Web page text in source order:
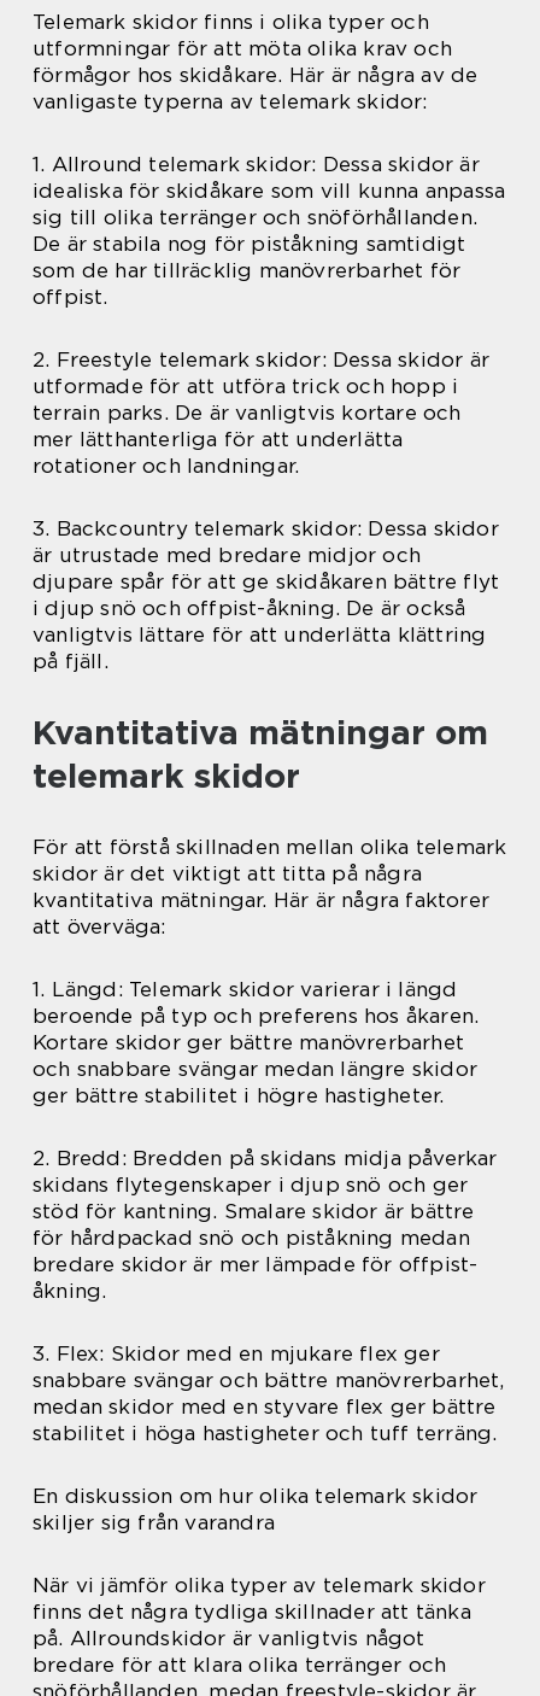
Telemark skidor finns i olika typer och
utformningar för att möta olika krav och
förmågor hos skidåkare. Här är några av de
vanligaste typerna av telemark skidor:
1. Allround telemark skidor: Dessa skidor är
idealiska för skidåkare som vill kunna anpassa
sig till olika terränger och snöförhållanden.
De är stabila nog för piståkning samtidigt
som de har tillräcklig manövrerbarhet för
offpist.
2. Freestyle telemark skidor: Dessa skidor är
utformade för att utföra trick och hopp i
terrain parks. De är vanligtvis kortare och
mer lätthanterliga för att underlätta
rotationer och landningar.
3. Backcountry telemark skidor: Dessa skidor
är utrustade med bredare midjor och
djupare spår för att ge skidåkaren bättre flyt
i djup snö och offpist-åkning. De är också
vanligtvis lättare för att underlätta klättring
på fjäll.
Kvantitativa mätningar om
telemark skidor
För att förstå skillnaden mellan olika telemark
skidor är det viktigt att titta på några
kvantitativa mätningar. Här är några faktorer
att överväga:
1. Längd: Telemark skidor varierar i längd
beroende på typ och preferens hos åkaren.
Kortare skidor ger bättre manövrerbarhet
och snabbare svängar medan längre skidor
ger bättre stabilitet i högre hastigheter.
2. Bredd: Bredden på skidans midja påverkar
skidans flytegenskaper i djup snö och ger
stöd för kantning. Smalare skidor är bättre
för hårdpackad snö och piståkning medan
bredare skidor är mer lämpade för offpist-
åkning.
3. Flex: Skidor med en mjukare flex ger
snabbare svängar och bättre manövrerbarhet,
medan skidor med en styvare flex ger bättre
stabilitet i höga hastigheter och tuff terräng.
En diskussion om hur olika telemark skidor
skiljer sig från varandra
När vi jämför olika typer av telemark skidor
finns det några tydliga skillnader att tänka
på. Allroundskidor är vanligtvis något
bredare för att klara olika terränger och
snöförhållanden, medan freestyle-skidor är